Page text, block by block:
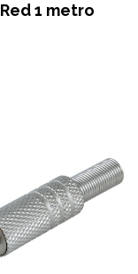
1 metro